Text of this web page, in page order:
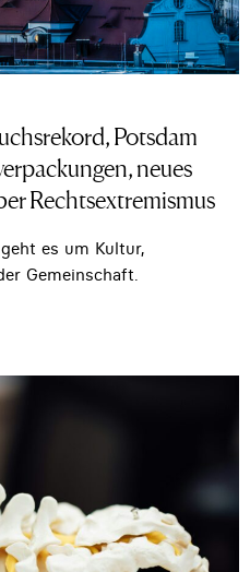
Potsdam
neues
Rechtsextremismus
es um Kultur,
Gemeinschaft.